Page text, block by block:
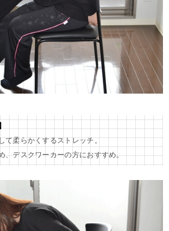
て柔らかくするストレッチ。
、デスクワーカーの方におすすめ。